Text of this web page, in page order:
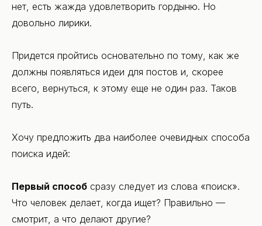
нет, есть жажда удовлетворить гордыню. Но
довольно лирики.
Придется пройтись основательно по тому, как же
должны появляться идеи для постов и, скорее
всего, вернуться, к этому еще не один раз. Таков
путь.
Хочу предложить два наиболее очевидных способа
поиска идей:
Первый способ сразу следует из слова «поиск».
Что человек делает, когда ищет? Правильно —
смотрит, а что делают другие?